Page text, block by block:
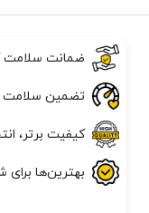
ضمانت سلامت
تضمین سلامت
کیفیت برتر،
بهترین‌ها برای